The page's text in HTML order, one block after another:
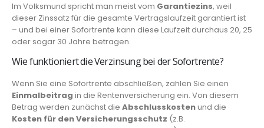
Im Volksmund spricht man meist vom Garantiezins, weil
dieser Zinssatz für die gesamte Vertragslaufzeit garantiert ist
– und bei einer Sofortrente kann diese Laufzeit durchaus 20, 25
oder sogar 30 Jahre betragen.
Wie funktioniert die Verzinsung bei der Sofortrente?
Wenn Sie eine Sofortrente abschließen, zahlen Sie einen
Einmalbeitrag in die Rentenversicherung ein. Von diesem
Betrag werden zunächst die Abschlusskostenund die
Kosten für den Versicherungsschutz (z.B.